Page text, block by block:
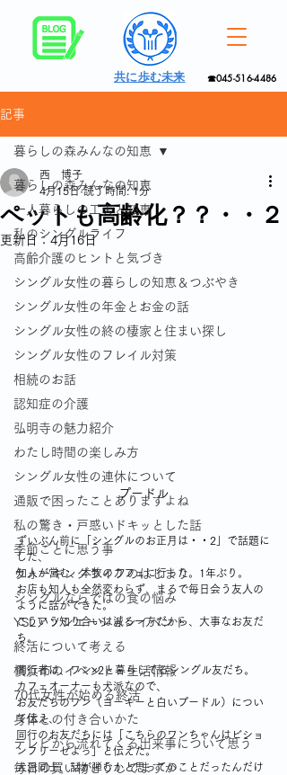
☎045-516-4486
共に歩む未来
記事
暮らしの森みんなの知恵
一人暮らしの工夫と知恵
私のシングルライフ
高齢介護のヒントと気づき
シングル女性の暮らしの知恵＆つぶやき
シングル女性の年金とお金の話
シングル女性の終の棲家と住まい探し
シングル女性のフレイル対策
相続のお話
認知症の介護
弘明寺の魅力紹介
わたし時間の楽しみ方
シングル女性の連休について
通販で困ったことありますよね
私の驚き・戸惑いドキッとした話
季節ごとに思う事
ウォーキングライフのはじまり
シングルならではの食の悩み
YSLアソシエーションイベント
終活について考える
横浜市のイベント・生活情報
70代女性が始める終活
身体との付き合いかた
テレビから流れてくる出来事について思う
毎日の買い物どうしてますか
暮らしの森みんなの知恵
ペットも高齢化？？・・２
西 博子
4月15日 読了時間: 1分
更新日： 4月16日
プードル
ずいぶん前に「シングルのお正月は・・2」で話題に
した、
知人が営む、本牧のカフェに行った。1年ぶり。
お店も知人も全然変わらず、まるで毎日会う友人の
ように話ができた。
こういう知り合いは減る一方だから、大事なお友だ
ち。
同行者は、ワン×2と暮らしてるシングル友だち。
カフェオーナーも犬派なので、
お友だちのワン（ヨーキーと白いプードル）につい
て伝え、
同行のお友だちには「こちらのワンちゃんはビショ
ンフリーゼよっ」と伝えた。
犬派同士、話が弾むかと思ってのことだったんだけ